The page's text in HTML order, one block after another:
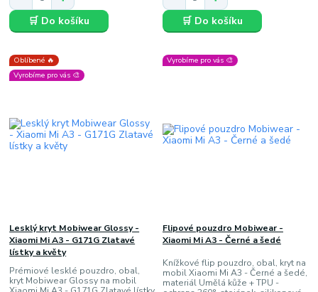
🛒 Do košíku 🛒 Do košíku
Oblíbené 🔥
Vyrobíme pro vás 🎨
Lesklý kryt Mobiwear Glossy -
Xiaomi Mi A3 - G171G Zlatavé
lístky a květy
Prémiové lesklé pouzdro, obal,
kryt Mobiwear Glossy na mobil
Vyrobíme pro vás 🎨
Flipové pouzdro Mobiwear -
Xiaomi Mi A3 - Černé a šedé
Knížkové flip pouzdro, obal, kryt na
mobil Xiaomi Mi A3 - Černé a šedé,
materiál Umělá kůže + TPU -